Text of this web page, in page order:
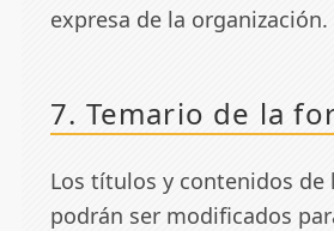
expresa de la organización.
7. Temario de la
Los títulos y contenidos de
podrán ser modificados